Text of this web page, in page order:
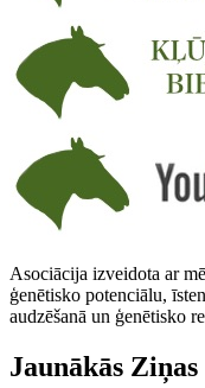
Asociācija izveidota ar
ģenētisko potenciālu,
audzēšanā un ģenētisko
Jaunākās Ziņas